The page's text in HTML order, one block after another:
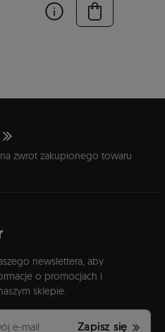
na zwrot zakupionego towaru
newslettera, aby
o promocjach i
sklepie.